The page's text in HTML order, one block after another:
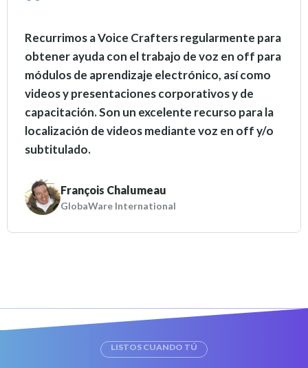
Recurrimos a Voice Crafters regularmente para
obtener ayuda con el trabajo de voz en off para
módulos de aprendizaje electrónico, así como
videos y presentaciones corporativos y de
capacitación. Son un excelente recurso para la
localización de videos mediante voz en off y/o
subtitulado.
François Chalumeau
GlobaWare International
LISTOS CUANDO TÚ